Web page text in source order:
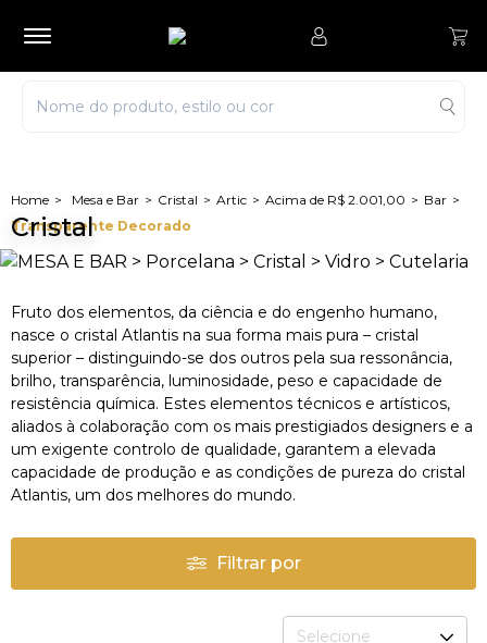
Mesa e Bar Cristal Artic Acima de R$ 2.001,00
Bar
Transparente Decorado
Cristal
Fruto dos elementos, da ciência e do engenho humano,
nasce o cristal Atlantis na sua forma mais pura – cristal
superior – distinguindo-se dos outros pela sua ressonância,
brilho, transparência, luminosidade, peso e capacidade de
resistência química. Estes elementos técnicos e artísticos,
aliados à colaboração com os mais prestigiados designers e a
um exigente controlo de qualidade, garantem a elevada
capacidade de produção e as condições de pureza do cristal
Atlantis, um dos melhores do mundo.
Filtrar por
Selecione